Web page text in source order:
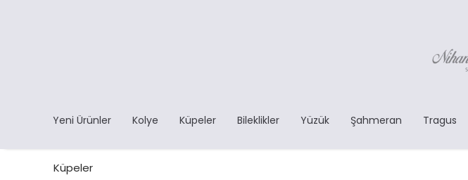
Yeni Ürünler Kolye Küpeler Bileklikler Yüzük Şahmeran Tragus
Küpeler